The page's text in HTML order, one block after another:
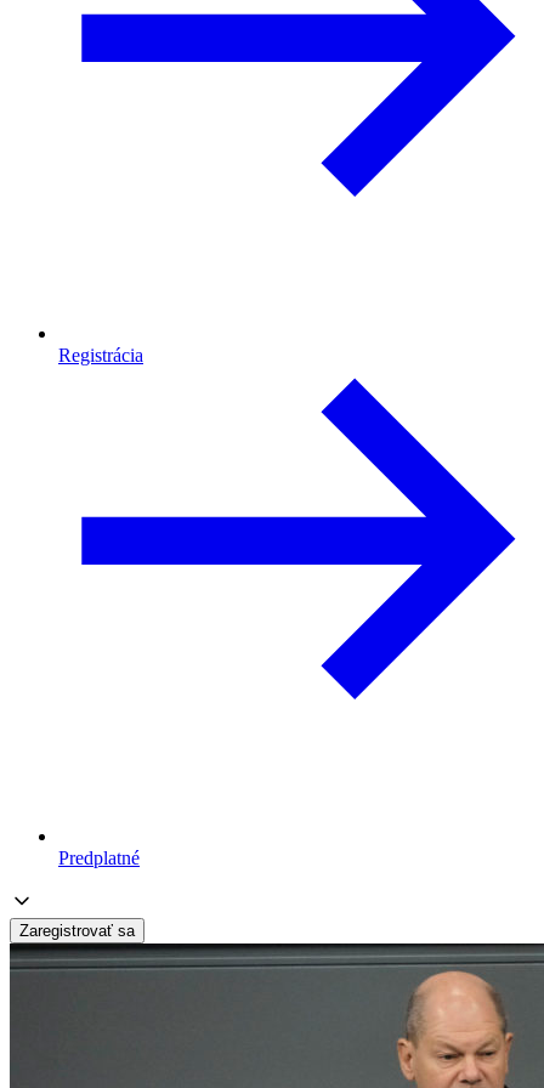
Registrácia
Predplatné
Zaregistrovať sa